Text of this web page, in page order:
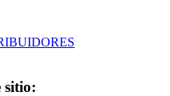
sitio: